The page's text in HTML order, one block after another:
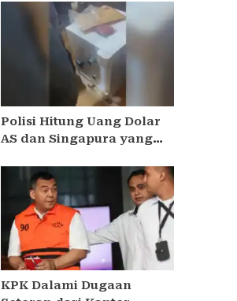
Polisi Hitung Uang Dolar
AS dan Singapura yang
Brankas di Kafe de’Clan
KPK Dalami Dugaan